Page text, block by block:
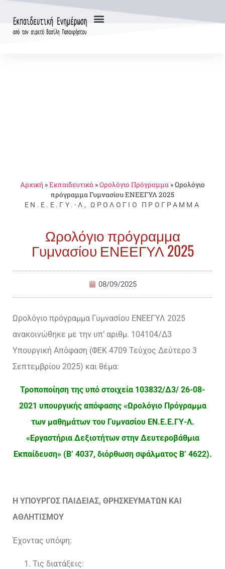
Αρχική »Εκπαιδευτικά »Ωρολόγιο Πρόγραμμα »Ωρολόγιο
πρόγραμμα Γυμνασίου ΕΝΕΕΓΥΛ 2025
ΕΝ.Ε.Ε.ΓΥ.-Λ ,ΩΡΟΛΌΓΙΟ ΠΡΌΓΡΑΜΜΑ
Ωρολόγιο πρόγραμμα
Γυμνασίου ΕΝΕΕΓΥΛ 2025
08/09/2025
Ωρολόγιο πρόγραμμα Γυμνασίου ΕΝΕΕΓΥΛ 2025
ανακοινώθηκε με την υπ’ αριθμ. 104104/Δ3
Υπουργική Απόφαση (ΦΕΚ 4709 Τεύχος Δεύτερο 3
Σεπτεμβρίου 2025) και θέμα:
Τροποποίηση της υπό στοιχεία 103832/Δ3/ 26-08-
2021 υπουργικής απόφασης «Ωρολόγιο Πρόγραμμα
των μαθημάτων του Γυμνασίου ΕΝ.Ε.Ε.ΓΥ-Λ.
«Εργαστήρια Δεξιοτήτων στην Δευτεροβάθμια
Εκπαίδευση» (Β’ 4037, διόρθωση σφάλματος Β’ 4622).
Η ΥΠΟΥΡΓΟΣ ΠΑΙΔΕΙΑΣ, ΘΡΗΣΚΕΥΜΑΤΩΝ ΚΑΙ
ΑΘΛΗΤΙΣΜΟΥ
Έχοντας υπόψη:
Τις διατάξεις: